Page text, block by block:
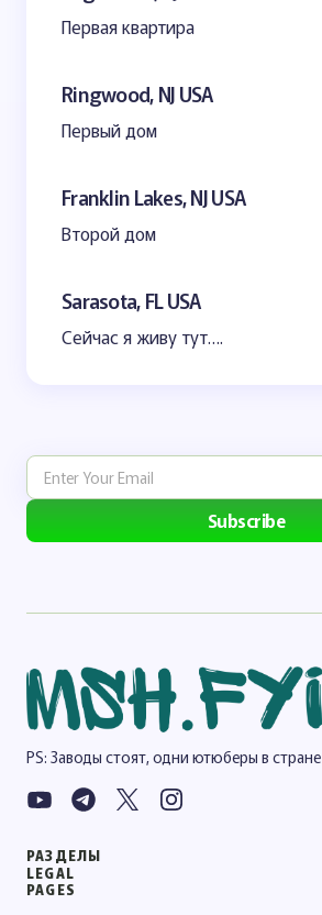
Первая квартира
Ringwood, NJ USA
Первый дом
Franklin Lakes, NJ USA
Второй дом
Sarasota, FL USA
Сейчас я живу тут….
Subscribe
PS: Заводы стоят, одни ютюберы в стране
РАЗДЕЛЫ
LEGAL
PAGES